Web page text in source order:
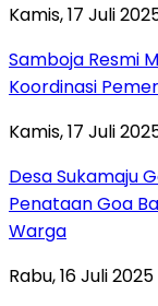
Kamis, 17 Juli
Samboja Resmi
Koordinasi
Kamis, 17 Juli
Desa Sukamaju
Penataan Goa
Warga
Rabu, 16 Juli 2025